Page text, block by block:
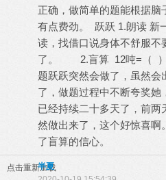
正确，做简单的题能根据
有点费劲。 跃跃 1.朗读 新
读，找借口说身体不舒服不
了。 2.盲算 12吨=（ ）
题跃跃突然会做了，虽然
了，做题过程中不断夸奖她
已经持续二十多天了，前
然做出来了，这个好惊喜啊
了盲算的信心。
点击重新加载
半夏